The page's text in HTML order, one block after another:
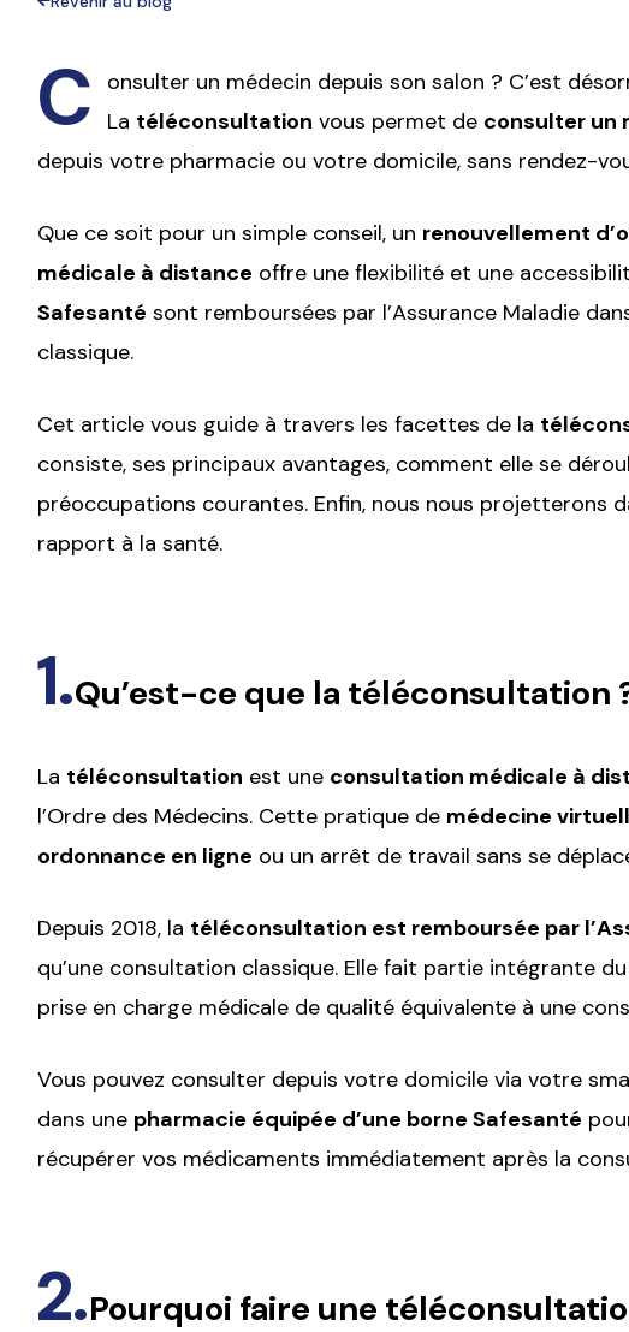
C
onsulter un médecin depuis son salon ? C’est
La téléconsultation vous permet de consulter un
depuis votre pharmacie ou votre domicile, sans rendez-
Que ce soit pour un simple conseil, un renouvellement
médicale à distance offre une flexibilité et une
Safesanté sont remboursées par l’Assurance Maladie
classique.
Cet article vous guide à travers les facettes de la
consiste, ses principaux avantages, comment elle se
préoccupations courantes. Enfin, nous nous projetterons
rapport à la santé.
Qu’est-ce que la téléconsultation
La téléconsultation est une consultation médicale à
l’Ordre des Médecins. Cette pratique de médecine
ordonnance en ligne ou un arrêt de travail sans se
Depuis 2018, la téléconsultation est remboursée par
qu’une consultation classique. Elle fait partie intégrante du
prise en charge médicale de qualité équivalente à une
Vous pouvez consulter depuis votre domicile via votre
dans une pharmacie équipée d’une borne Safesanté
récupérer vos médicaments immédiatement après la
Pourquoi faire une